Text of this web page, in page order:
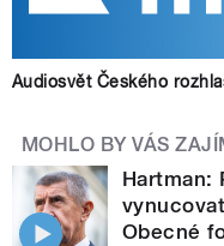
Audiosvět Českého
MOHLO BY VÁS
Hartman:
Obecné